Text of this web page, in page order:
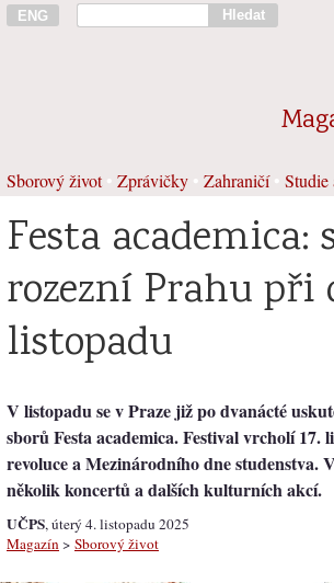
ENG Hledat
Sborový život• Zprávičky Zahraničí• Studie
Festa
rozezní Prahu při
listopadu
V listopadu se v Praze již po dvanácté
sborů Festa academica. Festival vrcholí 17.
revoluce a Mezinárodního dne studenstva.
několik koncertů a dalších kulturních akcí.
UČPS, úterý 4. listopadu 2025
Magazín > Sborový život